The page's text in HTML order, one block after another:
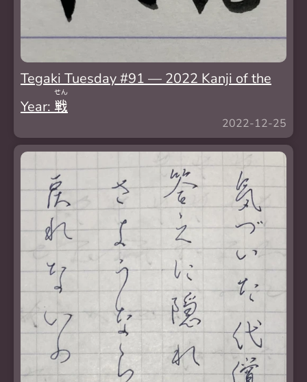
Tegaki Tuesday #91 — 2022 Kanji of the
Year: 戦
せん
2022-12-25